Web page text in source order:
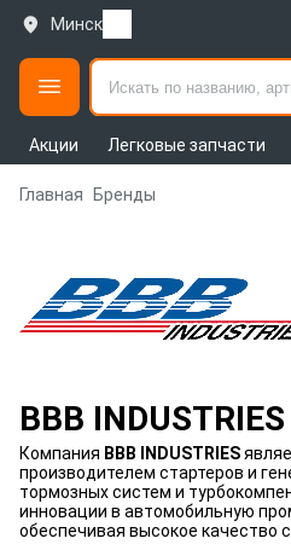
Минск
Акции Легковые запчасти
Главная Бренды
BBB INDUSTRIES
Компания BBB INDUSTRIES
производителем стартеров и
тормозных систем и
инновации в автомобильную
обеспечивая высокое качество